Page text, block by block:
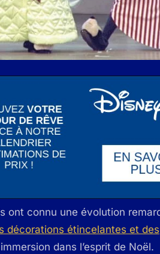
ont connu une évolution
décorations étincelantes et des
dans l’esprit de Noël.